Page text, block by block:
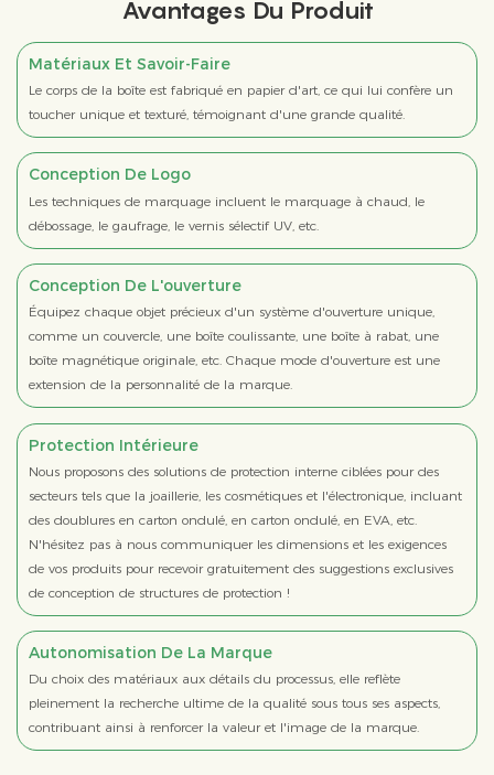
Avantages Du Produit
Matériaux Et Savoir-Faire
Le corps de la boîte est fabriqué en papier d'art, ce qui lui confère un
toucher unique et texturé, témoignant d'une grande qualité.
Conception De Logo
Les techniques de marquage incluent le marquage à chaud, le
débossage, le gaufrage, le vernis sélectif UV, etc.
Conception De L'ouverture
Équipez chaque objet précieux d'un système d'ouverture unique,
comme un couvercle, une boîte coulissante, une boîte à rabat, une
boîte magnétique originale, etc. Chaque mode d'ouverture est une
extension de la personnalité de la marque.
Protection Intérieure
Nous proposons des solutions de protection interne ciblées pour des
secteurs tels que la joaillerie, les cosmétiques et l'électronique, incluant
des doublures en carton ondulé, en carton ondulé, en EVA, etc.
N'hésitez pas à nous communiquer les dimensions et les exigences
de vos produits pour recevoir gratuitement des suggestions exclusives
de conception de structures de protection !
Autonomisation De La Marque
Du choix des matériaux aux détails du processus, elle reflète
pleinement la recherche ultime de la qualité sous tous ses aspects,
contribuant ainsi à renforcer la valeur et l'image de la marque.